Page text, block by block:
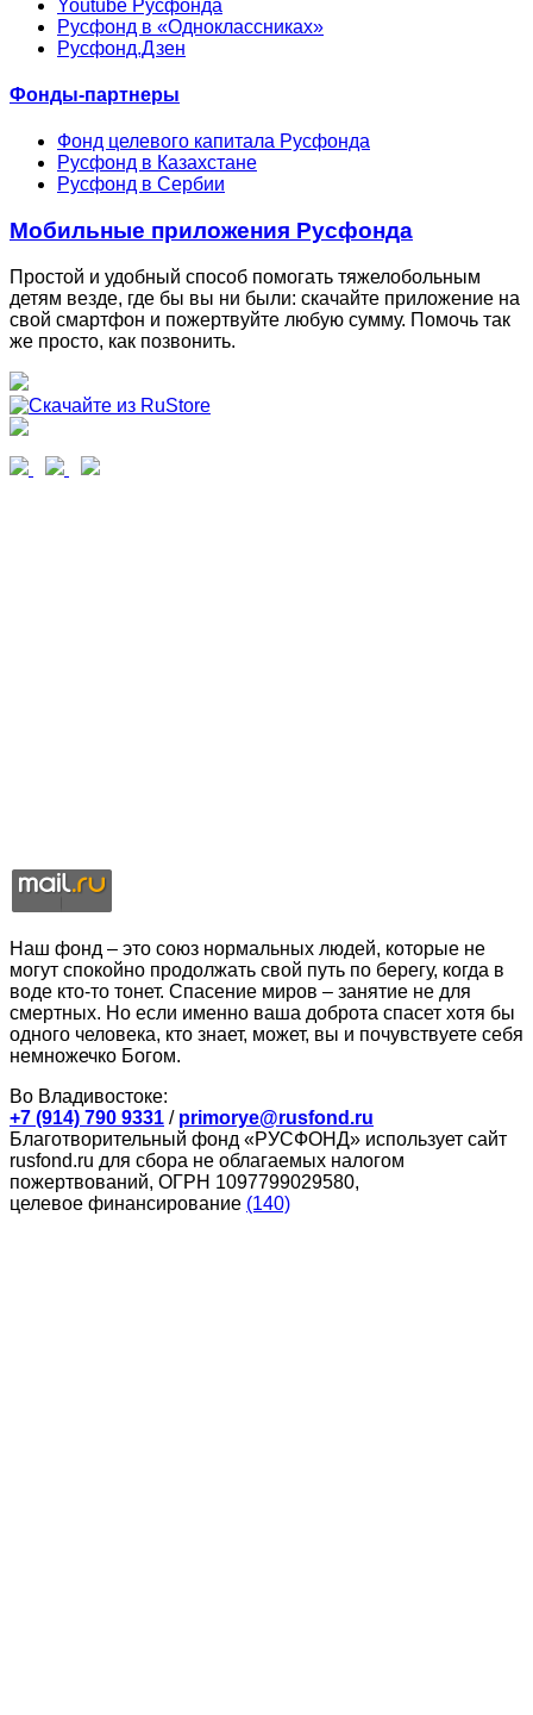
Youtube Русфонда
Русфонд в «Одноклассниках»
Русфонд.Дзен
Фонды-партнеры
Фонд целевого капитала Русфонда
Русфонд в Казахстане
Русфонд в Сербии
Мобильные приложения Русфонда
Простой и удобный способ помогать тяжелобольным
детям везде, где бы вы ни были: скачайте приложение на
свой смартфон и пожертвуйте любую сумму. Помочь так
же просто, как позвонить.
Наш фонд – это союз нормальных людей, которые не
могут спокойно продолжать свой путь по берегу, когда в
воде кто-то тонет. Спасение миров – занятие не для
смертных. Но если именно ваша доброта спасет хотя бы
одного человека, кто знает, может, вы и почувствуете себя
немножечко Богом.
Во Владивостоке:
+7 (914) 790 9331 / primorye@rusfond.ru
Благотворительный фонд «РУСФОНД» использует сайт
rusfond.ru для сбора не облагаемых налогом
пожертвований, ОГРН 1097799029580,
целевое финансирование (140)